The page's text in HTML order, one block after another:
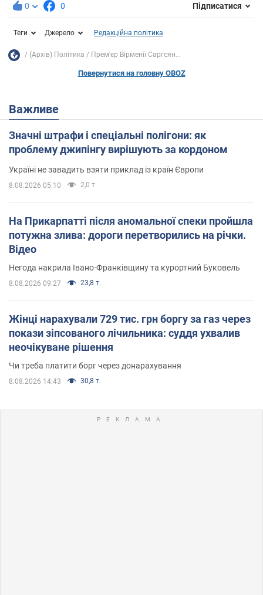
0 0 Підписатися
Теги Джерело Редакційна політика
(Архів) Політика Прем'єр Вірменії Саргсян...
Повернутися на головну OBOZ
Важливе
Значні штрафи і спеціальні полігони: як
проблему джипінгу вирішують за кордоном
Україні не завадить взяти приклад із країн Європи
8.08.2026 05:10 2,0 т.
На Прикарпатті після аномальної спеки пройшла
потужна злива: дороги перетворились на річки.
Відео
Негода накрила Івано-Франківщину та курортний Буковель
8.08.2026 09:27 23,8 т.
Жінці нарахували 729 тис. грн боргу за газ через
покази зіпсованого лічильника: суддя ухвалив
неочікуване рішення
Чи треба платити борг через донарахування
8.08.2026 14:43 30,8 т.